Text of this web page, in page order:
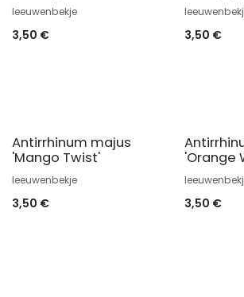
leeuwenbekje
3,50 € 3,50 €
Antirrhinum majus
'Mango Twist'
leeuwenbekje
3,50 €
'Orange
3,50 €